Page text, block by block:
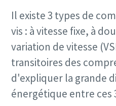
Il existe 3 types de
vis : à vitesse fixe, à
variation de vitesse
transitoires des
d'expliquer la grande
énergétique entre ces